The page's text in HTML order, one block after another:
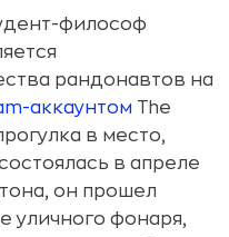
философ
рандонавтов на
аккаунтом The
в место,
в апреле
он прошел
уличного фонаря,